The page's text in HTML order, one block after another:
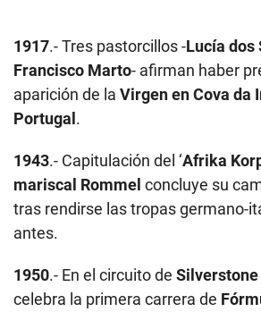
1917.- Tres pastorcillos -Lucía dos
Francisco Marto- afirman haber
aparición de la Virgen en Cova da
Portugal.
1943.- Capitulación del ‘Afrika
mariscal Rommel concluye su
tras rendirse las tropas germano-
antes.
1950.- En el circuito de Silverstone
celebra la primera carrera de